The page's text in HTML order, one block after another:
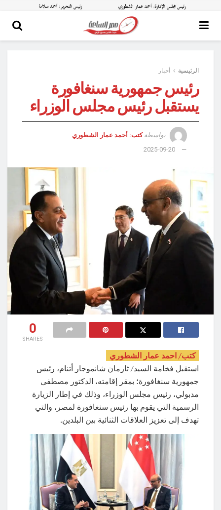
الرئيسية أخبار
رئيس جمهورية سنغافورة
يستقبل رئيس مجلس الوزراء
بواسطة كتب: أحمد عمار الشطوري
2025-09-20
0
SHARES
كتب/ احمد عمار الشطوري
استقبل فخامة السيد/ ثارمان شانموجار أتنام، رئيس
جمهورية سنغافورة؛ بمقر إقامته، الدكتور مصطفى
مدبولي، رئيس مجلس الوزراء، وذلك في إطار الزيارة
الرسمية التي يقوم بها رئيس سنغافورة لمصر، والتي
تهدف إلى تعزيز العلاقات الثنائية بين البلدين.